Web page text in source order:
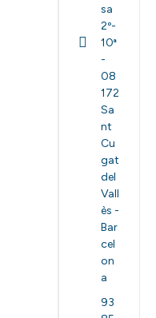
sa
2º-
10ª
-
08
172
Sa
nt
Cu
gat
del
Vall
ès -
Bar
cel
on
a
93